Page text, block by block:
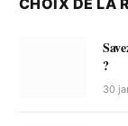
?
30